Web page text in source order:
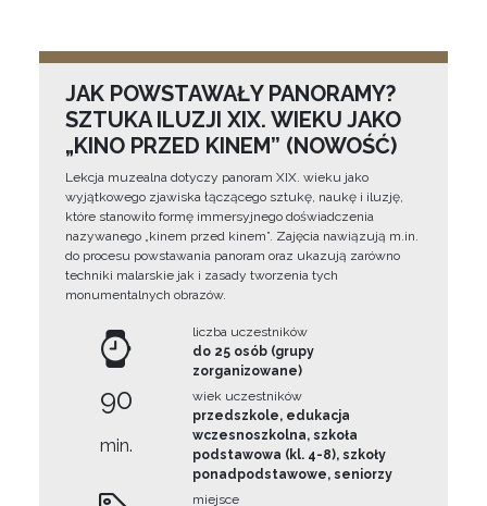
JAK POWSTAWAŁY PANORAMY?
SZTUKA ILUZJI XIX. WIEKU JAKO
„KINO PRZED KINEM” (NOWOŚĆ)
Lekcja muzealna dotyczy panoram XIX. wieku jako
wyjątkowego zjawiska łączącego sztukę, naukę i iluzję,
które stanowiło formę immersyjnego doświadczenia
nazywanego „kinem przed kinem”. Zajęcia nawiązują m.in.
do procesu powstawania panoram oraz ukazują zarówno
techniki malarskie jak i zasady tworzenia tych
monumentalnych obrazów.
90
min.
liczba uczestników
do 25 osób (grupy
zorganizowane)
wiek uczestników
przedszkole, edukacja
wczesnoszkolna, szkoła
podstawowa (kl. 4-8), szkoły
ponadpodstawowe, seniorzy
miejsce